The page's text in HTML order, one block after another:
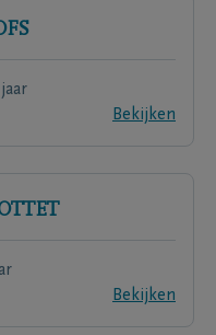
Bekijken
Bekijken